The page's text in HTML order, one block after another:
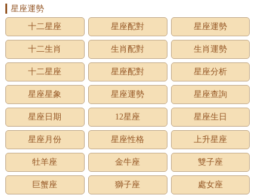
星座運勢
十二星座
星座配對 星座運勢
十二生肖 生肖配對 生肖運勢
十二星座 星座配對 星座分析
星座星象 星座運勢 星座查詢
星座日期 12星座 星座生日
星座月份 星座性格 上升星座
牡羊座 金牛座 雙子座
巨蟹座 獅子座 處女座